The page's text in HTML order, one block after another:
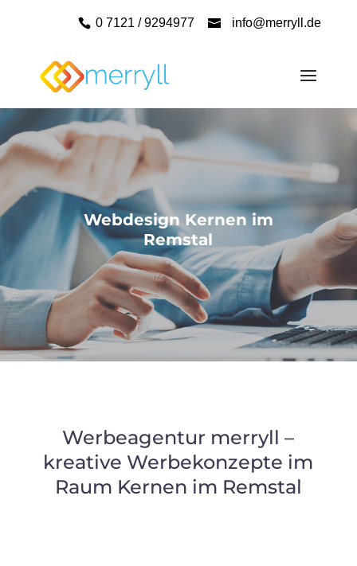
0 7121 / 9294977 info@merryll.de
Webdesign Kernen im
Remstal
Werbeagentur merryll –
kreative Werbekonzepte im
Raum Kernen im Remstal